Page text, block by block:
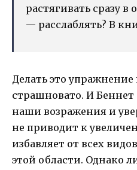
растягивать сразу в
— расслаблять? В
Делать это упражнение
страшновато. И
наши возражения и
не приводит к
избавляет от всех
этой области. Однако